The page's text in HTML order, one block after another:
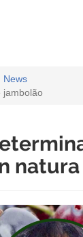
News
jambolão